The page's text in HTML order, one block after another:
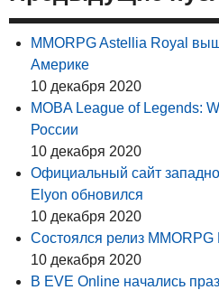
MMORPG Astellia Royal
Америке
10 декабря 2020
MOBA League of Legends:
России
10 декабря 2020
Официальный сайт
Elyon обновился
10 декабря 2020
Состоялся релиз
10 декабря 2020
В EVE Online начались